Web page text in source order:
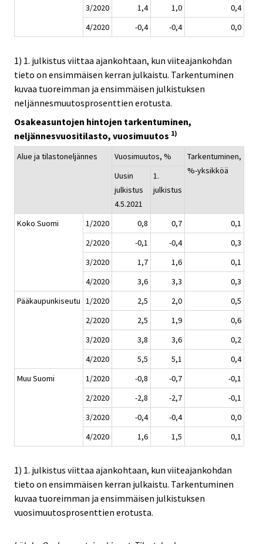
3/2020 1,4 1,0
0,4
4/2020
-0,4 -0,4 0,0
1) 1. julkistus viittaa ajankohtaan, kun viiteajankohdan
tieto on ensimmäisen kerran julkaistu. Tarkentuminen
kuvaa tuoreimman ja ensimmäisen julkistuksen
neljännesmuutosprosenttien erotusta.
Osakeasuntojen hintojen tarkentuminen,
neljännesvuositilasto, vuosimuutos 1)
Alue ja tilastoneljännes Vuosimuutos, %
Tarkentuminen,
%-yksikköä
Uusin
julkistus
4.5.2021
1.
julkistus
Koko Suomi 1/2020 0,8 0,7
0,1
2/2020
-0,1 -0,4
0,3
3/2020
1,7 1,6
0,1
4/2020
3,6 3,3
0,3
Pääkaupunkiseutu 1/2020 2,5 2,0
0,5
2/2020
2,5 1,9
0,6
3/2020
3,8 3,6
0,2
4/2020
5,5 5,1
0,4
Muu Suomi
1/2020 -0,8 -0,7
-0,1
2/2020
-2,8 -2,7
-0,1
3/2020
-0,4 -0,4
0,0
4/2020
1,6 1,5 0,1
1) 1. julkistus viittaa ajankohtaan, kun viiteajankohdan
tieto on ensimmäisen kerran julkaistu. Tarkentuminen
kuvaa tuoreimman ja ensimmäisen julkistuksen
vuosimuutosprosenttien erotusta.